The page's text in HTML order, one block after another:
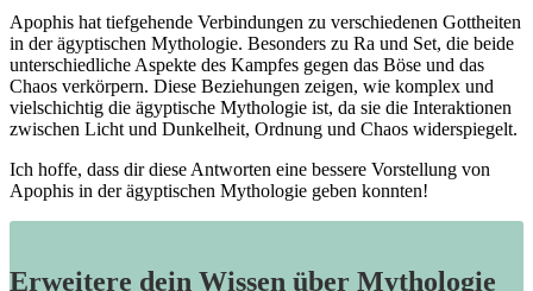
Apophis ⁣hat ‌tiefgehende Verbindungen zu verschiedenen Gottheiten
in der ägyptischen Mythologie. Besonders zu Ra und Set, die beide
⁢unterschiedliche Aspekte des ​Kampfes gegen das Böse und das
Chaos ⁢verkörpern. Diese Beziehungen zeigen,‍ wie komplex und
‌vielschichtig die ägyptische ⁢Mythologie ⁢ist, da‍ sie die Interaktionen
zwischen Licht und Dunkelheit, Ordnung und Chaos ​widerspiegelt. ⁣
Ich hoffe, ​dass dir diese Antworten eine bessere‌ Vorstellung von
Apophis in​ der ägyptischen Mythologie geben konnten!
Erweitere dein Wissen über Mythologie